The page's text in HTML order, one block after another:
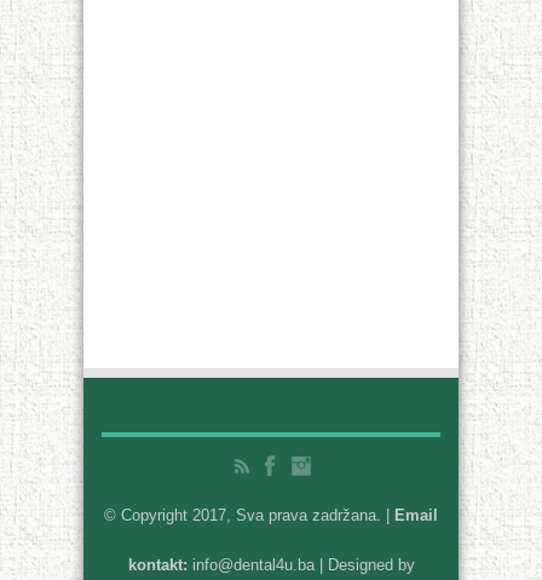
© Copyright 2017, Sva prava zadržana. | Email
kontakt: info@dental4u.ba| Designed by